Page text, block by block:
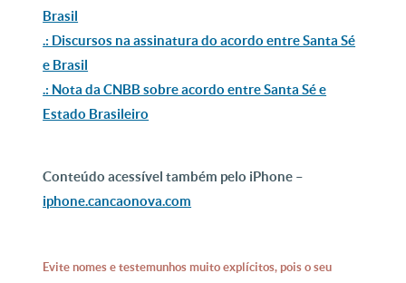
Brasil
.: Discursos na assinatura do acordo entre Santa Sé
e Brasil
.: Nota da CNBB sobre acordo entre Santa Sé e
Estado Brasileiro
Conteúdo acessível também pelo iPhone –
iphone.cancaonova.com
Evite nomes e testemunhos muito explícitos, pois o seu